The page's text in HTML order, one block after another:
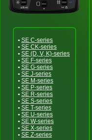
• SE C-series
• SE CK-series
• SE (D, V, K)-series
• SE F-series
• SE G-series
• SE J-series
• SE M-series
• SE P-series
• SE R-series
• SE S-series
• SE T-series
• SE U-series
• SE W-series
• SE X-series
• SE Z-series